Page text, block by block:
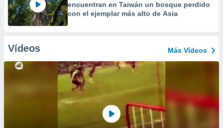
encuentran en Taiwán un bosque perdido
con el ejemplar más alto de Asia
Vídeos Más Vídeos